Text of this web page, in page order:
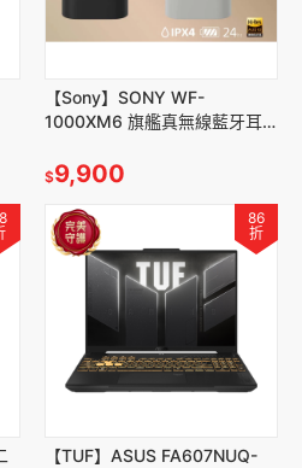
【Sony】SONY WF-
1000XM6 旗艦真無線藍牙耳
$9,900
86
折
【TUF】ASUS FA607NUQ-